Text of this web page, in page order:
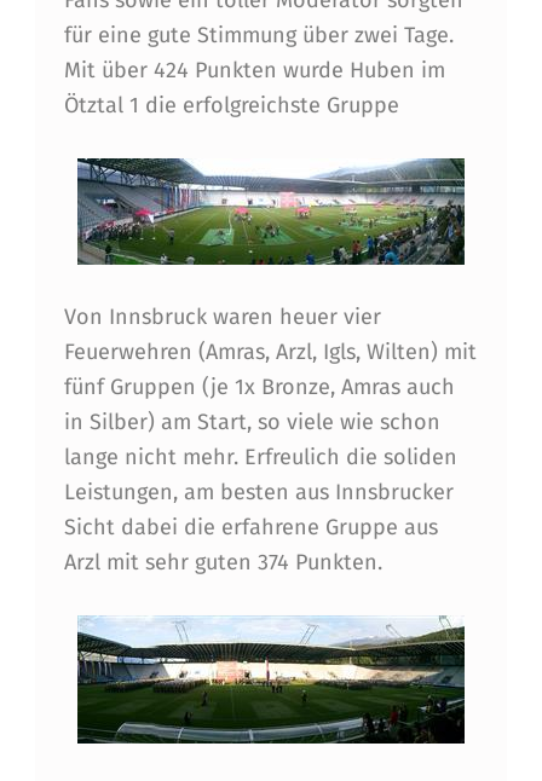
C
H
B
E
E
D
R
U
C
K
E
D
E
R
für eine gute Stimmung über zwei Tage.
Mit über 424 Punkten wurde Huben im
Ötztal 1 die erfolgreichste Gruppe
Von Innsbruck waren heuer vier
Feuerwehren (Amras, Arzl, Igls, Wilten) mit
fünf Gruppen (je 1x Bronze, Amras auch
in Silber) am Start, so viele wie schon
lange nicht mehr. Erfreulich die soliden
Leistungen, am besten aus Innsbrucker
Sicht dabei die erfahrene Gruppe aus
Arzl mit sehr guten 374 Punkten.